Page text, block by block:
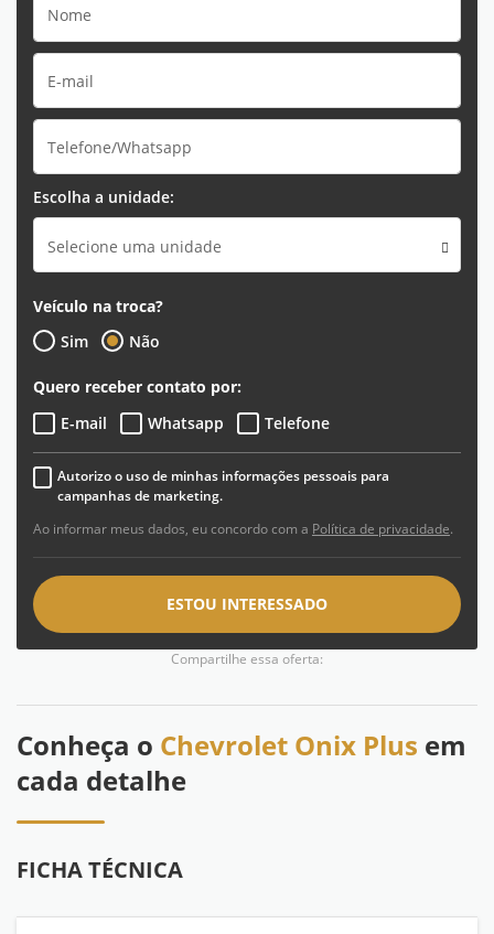
Escolha a unidade:
Selecione uma unidade
Veículo na troca?
Sim
Não
Quero receber contato por:
E-mail
Whatsapp Telefone
Autorizo o uso de minhas informações pessoais para
campanhas de marketing.
Ao informar meus dados, eu concordo com a Política de privacidade.
ESTOU INTERESSADO
Compartilhe essa oferta:
Conheça o Chevrolet Onix Plus em
cada detalhe
FICHA TÉCNICA